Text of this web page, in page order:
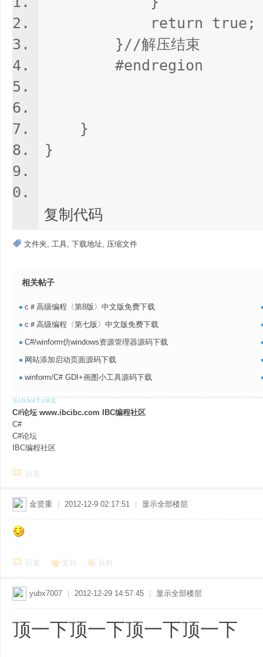
return true;
}//解压结束
#endregion
}
}
复制代码
文件夹, 工具, 下载地址, 压缩文件
相关帖子
• c＃高级编程〈第8版〉中文版免费下载
• c＃高级编程〈第七版〉中文版免费下载
• C#/winform仿windows资源管理器源码下载
• 网站添加启动页面源码下载
• winform/C# GDI+画图小工具源码下载
C#论坛 www.ibcibc.com IBC编程社区
C#
C#论坛
IBC编程社区
回复
金贤重 2012-12-9 02:17:51 显示全部楼层
回复 支持 反对
yubx7007 2012-12-29 14:57:45 显示全部楼层
顶一下顶一下顶一下顶一下